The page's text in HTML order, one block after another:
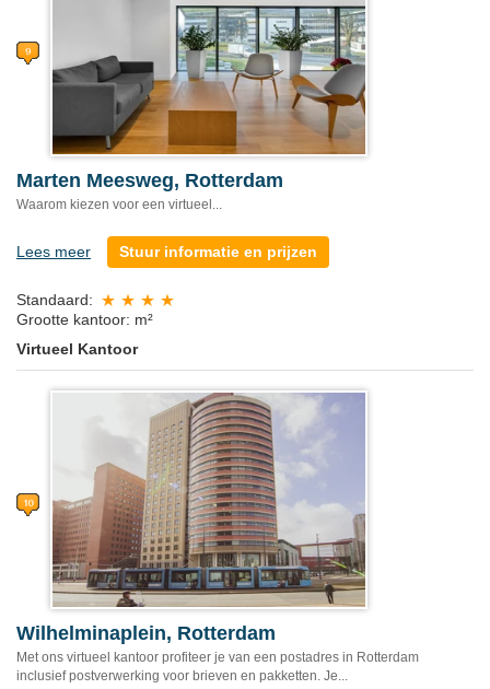
Marten Meesweg, Rotterdam
Waarom kiezen voor een virtueel...
Lees meer Stuur informatie en prijzen
Standaard:
Grootte kantoor: m²
Virtueel Kantoor
Wilhelminaplein, Rotterdam
Met ons virtueel kantoor profiteer je van een postadres in Rotterdam
inclusief postverwerking voor brieven en pakketten. Je...